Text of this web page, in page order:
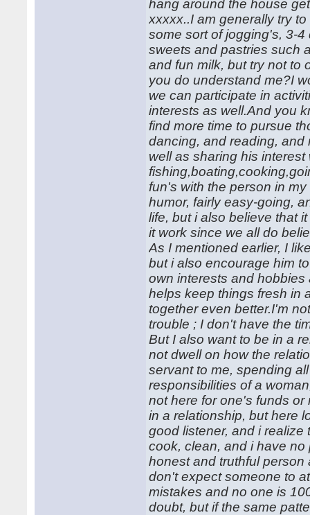
hang around the house
xxxxx..I am generally try
some sort of jogging's, 3-
sweets and pastries such
and fun milk, but try not to
you do understand me?I
we can participate in
interests as well.And you
find more time to pursue
dancing, and reading, and
well as sharing his
fun's with the person in
humor, fairly easy-going,
life, but i also believe that
it work since we all do
As I mentioned earlier, I
but i also encourage him
own interests and
helps keep things fresh in
together even better.I'm
trouble ; I don't have the
But I also want to be in a
not dwell on how the
servant to me, spending
responsibilities of a
not here for one's funds
in a relationship, but here
good listener, and i
cook, clean, and i have
honest and truthful
don't expect someone to
mistakes and no one is
doubt, but if the same